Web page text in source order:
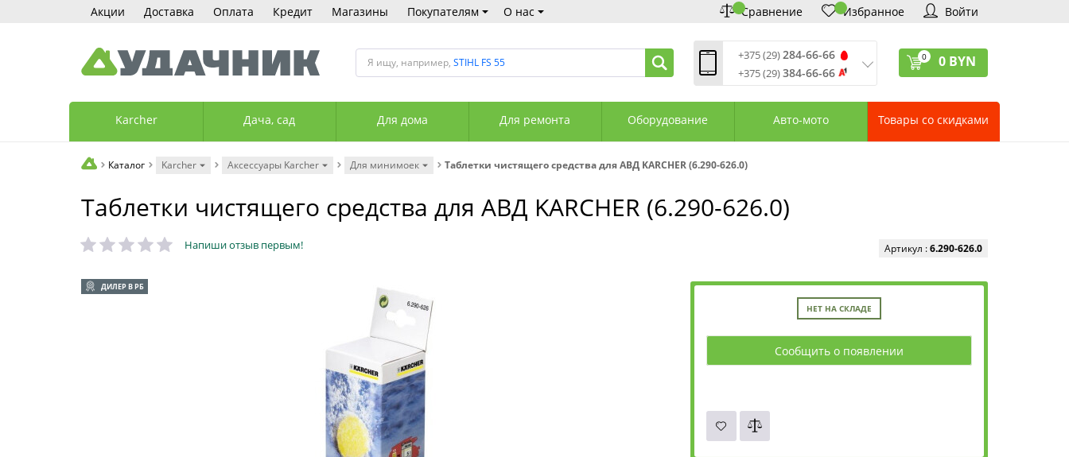
Акции Доставка Оплата Кредит Магазины Покупателям О нас Сравнение Избранное Войти
Я ищу, например, STIHL FS 55 +375 (29)284-66-66
+375 (29)384-66-66
Сб: 10:00—18:00
+375 (17) 388-66-33
Магазины «Удачник»
Адреса СЦ «Удачник»
0 0 BYN
Karcher Дача, сад Для дома Для ремонта Оборудование Авто-мото Товары со скидками
Каталог Karcher Аксессуары Karcher Для минимоек Таблетки чистящего средства для АВД KARCHER (6.290-626.0)
Таблетки чистящего средства для АВД KARCHER (6.290-626.0)
Напиши отзыв первым!
ДИЛЕР В РБ
Артикул :6.290-626.0
НЕТ НА СКЛАДЕ
Сообщить о появлении